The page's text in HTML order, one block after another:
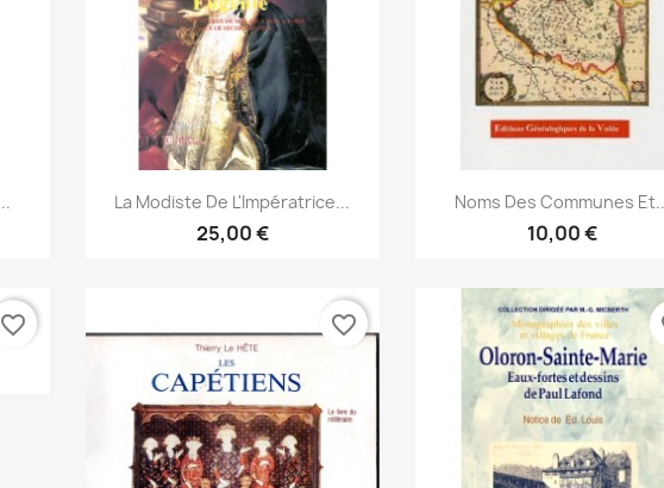
 Snabbvy
La Modiste De L'Impératrice...
25,00 €
Snabbvy
Noms Des Communes
10,00 €
favorite_border favorite_border